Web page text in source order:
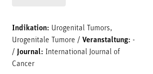
Indikation: Urogenital Tumors,
Urogenitale Tumore / Veranstaltung: -
/
Journal: International Journal of
Cancer